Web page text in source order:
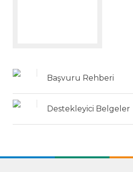
Başvuru Rehberi
Destekleyici Belgeler